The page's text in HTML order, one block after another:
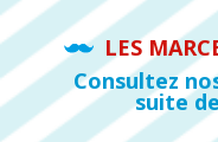
LES
Consultez
suite